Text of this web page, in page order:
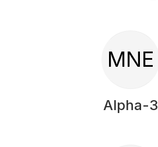
MNE
Alpha-3